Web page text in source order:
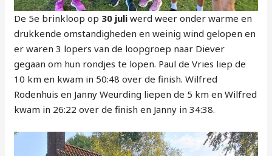
De 5e brinkloop op 30 juli werd weer onder warme en
drukkende omstandigheden en weinig wind gelopen en
er waren 3 lopers van de loopgroep naar Diever
gegaan om hun rondjes te lopen. Paul de Vries liep de
10 km en kwam in 50:48 over de finish. Wilfred
Rodenhuis en Janny Weurding liepen de 5 km en Wilfred
kwam in 26:22 over de finish en Janny in 34:38.